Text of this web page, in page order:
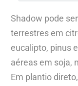
Shadow pode
terrestres em
eucalipto, pinus
aéreas em soja,
Em plantio